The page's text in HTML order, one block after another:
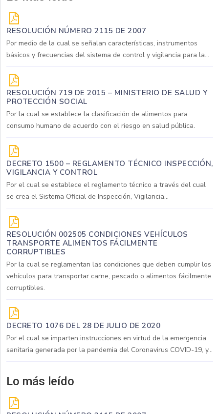
RESOLUCIÓN NÚMERO 2115 DE 2007
Por medio de la cual se señalan características, instrumentos
básicos y frecuencias del sistema de control y vigilancia para la...
RESOLUCIÓN 719 DE 2015 – MINISTERIO DE SALUD Y
PROTECCIÓN SOCIAL
Por la cual se establece la clasificación de alimentos para
consumo humano de acuerdo con el riesgo en salud pública.
DECRETO 1500 – REGLAMENTO TÉCNICO INSPECCIÓN,
VIGILANCIA Y CONTROL
Por el cual se establece el reglamento técnico a través del cual
se crea el Sistema Oficial de Inspección, Vigilancia...
RESOLUCIÓN 002505 CONDICIONES VEHÍCULOS
TRANSPORTE ALIMENTOS FÁCILMENTE
CORRUPTIBLES
Por la cual se reglamentan las condiciones que deben cumplir los
vehículos para transportar carne, pescado o alimentos fácilmente
corruptibles.
DECRETO 1076 DEL 28 DE JULIO DE 2020
Por el cual se imparten instrucciones en virtud de la emergencia
sanitaria generada por la pandemia del Coronavirus COVID-19, y...
Lo más leído